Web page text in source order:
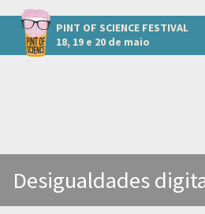
PINT OF SCIENCE FESTIVAL
18, 19 e 20 de maio
Outros eventos em Limeira
Desigualdades